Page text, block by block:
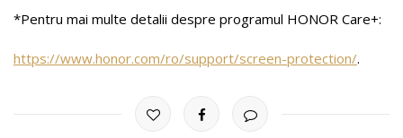
*Pentru mai multe detalii despre programul HONOR Care+:
https://www.honor.com/ro/support/screen-protection/.